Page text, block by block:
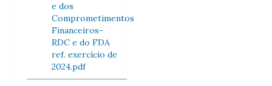
e dos
Comprometimentos
Financeiros-
RDC e do FDA
ref. exercício de
2024.pdf